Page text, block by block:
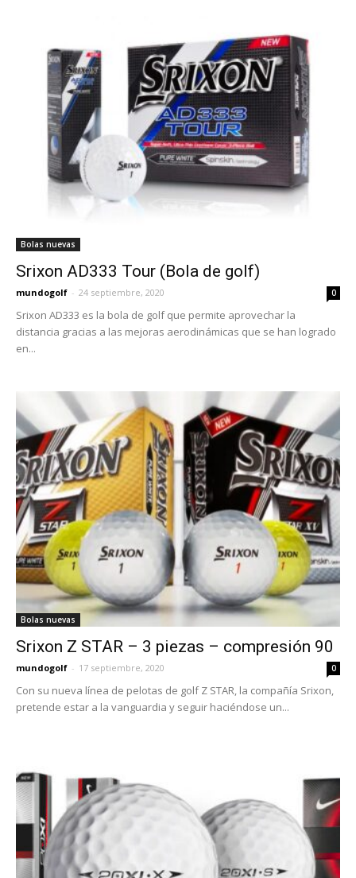
Bolas nuevas
Srixon AD333 Tour (Bola de golf)
mundogolf - 24 septiembre, 2020 0
Srixon AD333 es la bola de golf que permite aprovechar la
distancia gracias a las mejoras aerodinámicas que se han logrado
en...
Bolas nuevas
Srixon Z STAR – 3 piezas – compresión 90
mundogolf - 17 septiembre, 2020 0
Con su nueva línea de pelotas de golf Z STAR, la compañía Srixon,
pretende estar a la vanguardia y seguir haciéndose un...